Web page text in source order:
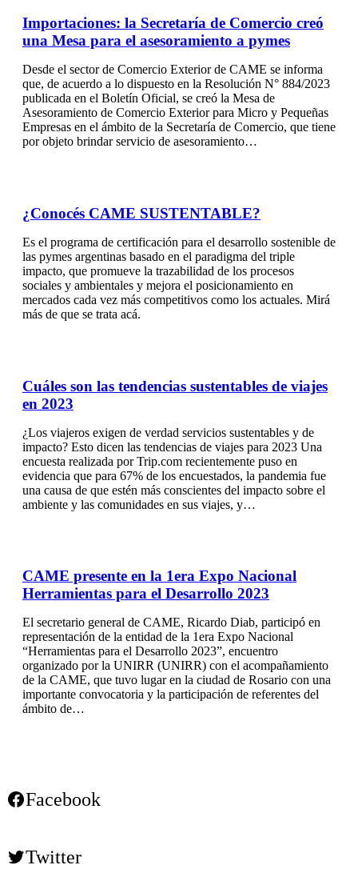
Importaciones: la Secretaría de Comercio creó
una Mesa para el asesoramiento a pymes
Desde el sector de Comercio Exterior de CAME se informa
que, de acuerdo a lo dispuesto en la Resolución N° 884/2023
publicada en el Boletín Oficial, se creó la Mesa de
Asesoramiento de Comercio Exterior para Micro y Pequeñas
Empresas en el ámbito de la Secretaría de Comercio, que tiene
por objeto brindar servicio de asesoramiento…
¿Conocés CAME SUSTENTABLE?
Es el programa de certificación para el desarrollo sostenible de
las pymes argentinas basado en el paradigma del triple
impacto, que promueve la trazabilidad de los procesos
sociales y ambientales y mejora el posicionamiento en
mercados cada vez más competitivos como los actuales. Mirá
más de que se trata acá.
Cuáles son las tendencias sustentables de viajes
en 2023
¿Los viajeros exigen de verdad servicios sustentables y de
impacto? Esto dicen las tendencias de viajes para 2023 Una
encuesta realizada por Trip.com recientemente puso en
evidencia que para 67% de los encuestados, la pandemia fue
una causa de que estén más conscientes del impacto sobre el
ambiente y las comunidades en sus viajes, y…
CAME presente en la 1era Expo Nacional
Herramientas para el Desarrollo 2023
El secretario general de CAME, Ricardo Diab, participó en
representación de la entidad de la 1era Expo Nacional
“Herramientas para el Desarrollo 2023”, encuentro
organizado por la UNIRR (UNIRR) con el acompañamiento
de la CAME, que tuvo lugar en la ciudad de Rosario con una
importante convocatoria y la participación de referentes del
ámbito de…
Facebook
Twitter